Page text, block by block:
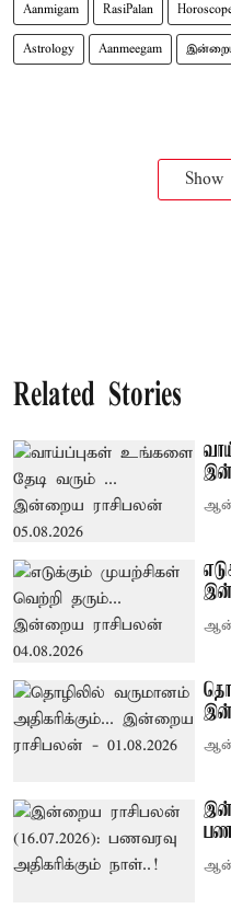
Aanmigam RasiPalan
Astrology Aanmeegam
Show
Related Stories